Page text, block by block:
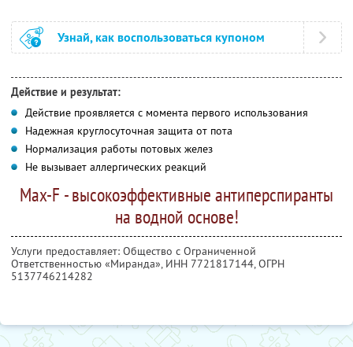
Узнай, как воспользоваться купоном
Действие и результат:
Действие проявляется с момента первого использования
Надежная круглосуточная защита от пота
Нормализация работы потовых желез
Не вызывает аллергических реакций
Max-F - высокоэффективные антиперспиранты
на водной основе!
Услуги предоставляет: Общество с Ограниченной
Ответственностью «Миранда», ИНН 7721817144, ОГРН
5137746214282